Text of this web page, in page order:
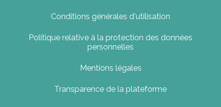
Conditions générales d'utilisation
Politique relative à la protection des données
personnelles
Mentions légales
Transparence de la plateforme